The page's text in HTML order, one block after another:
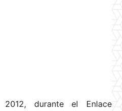
durante el Enlace